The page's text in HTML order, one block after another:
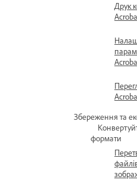
Друк
Збереження та
формати